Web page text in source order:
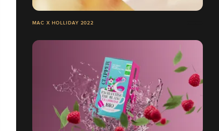
MAC X HOLLIDAY 2022